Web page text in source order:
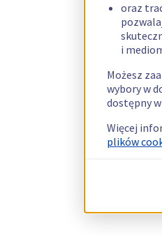
oraz
i
Możesz
wybory w
dostępny
Więcej
plików